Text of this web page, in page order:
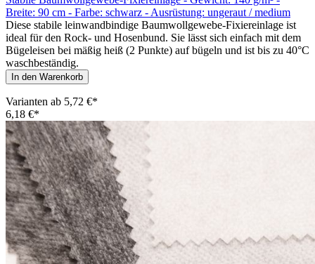
Breite: 90 cm - Farbe: schwarz - Ausrüstung: ungeraut / medium
Diese stabile leinwandbindige Baumwollgewebe-Fixiereinlage ist
ideal für den Rock- und Hosenbund. Sie lässt sich einfach mit dem
Bügeleisen bei mäßig heiß (2 Punkte) auf bügeln und ist bis zu 40°C
waschbeständig.
In den Warenkorb
Varianten ab 5,72 €*
6,18 €*